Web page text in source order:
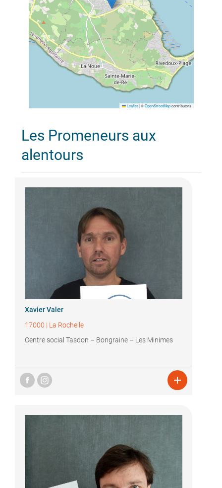
Leaflet |©OpenStreetMapcontributors
Les Promeneurs aux
alentours
Xavier Valer
17000 | La Rochelle
Centre social Tasdon – Bongraine – Les Minimes
